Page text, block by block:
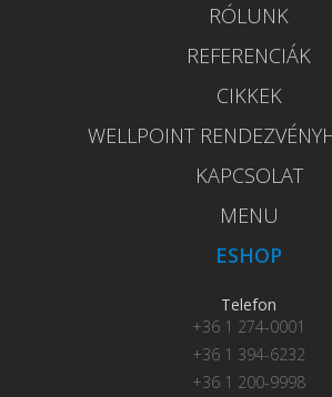
RÓLUNK
REFERENCIÁK
CIKKEK
WELLPOINT
KAPCSOLAT
MENU
ESHOP
Telefon
+36 1 274-0001
+36 1 394-6232
+36 1 200-9998